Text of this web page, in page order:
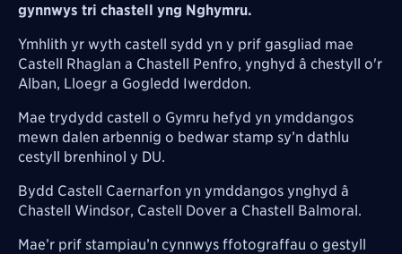
gynnwys tri chastell yng Nghymru.
Ymhlith yr wyth castell sydd yn y prif gasgliad mae
Castell Rhaglan a Chastell Penfro, ynghyd â chestyll o'r
Alban, Lloegr a Gogledd Iwerddon.
Mae trydydd castell o Gymru hefyd yn ymddangos
mewn dalen arbennig o bedwar stamp sy’n dathlu
cestyll brenhinol y DU.
Bydd Castell Caernarfon yn ymddangos ynghyd â
Chastell Windsor, Castell Dover a Chastell Balmoral.
Mae’r prif stampiau’n cynnwys ffotograffau o gestyll